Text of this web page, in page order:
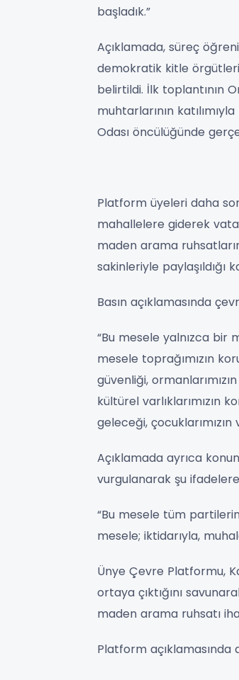
başladık.”
Açıklamada, süreç
demokratik kitle
belirtildi. İlk toplantının
muhtarlarının
Odası öncülüğünde
Platform üyeleri daha
mahallelere giderek
maden arama
sakinleriyle paylaşıldığı
Basın açıklamasında
“Bu mesele yalnızca bir
mesele toprağımızın
güvenliği,
kültürel varlıklarımızın
geleceği,
Açıklamada ayrıca
vurgulanarak şu
“Bu mesele tüm
mesele; iktidarıyla,
Ünye Çevre Platformu,
ortaya çıktığını
maden arama ruhsatı
Platform açıklamasında